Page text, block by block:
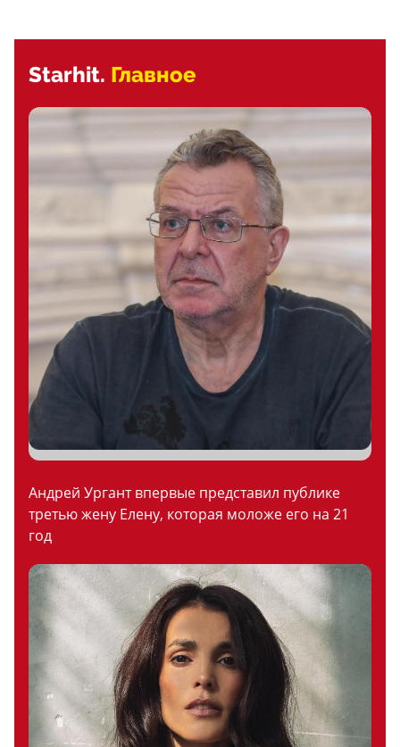
Starhit. Главное
Андрей Ургант впервые представил публике
третью жену Елену, которая моложе его на 21
год